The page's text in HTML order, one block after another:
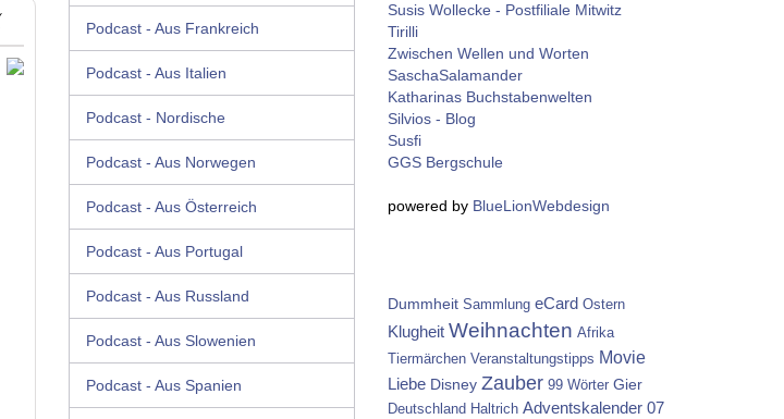
Podcast - Aus Frankreich
Podcast - Aus Italien
Podcast - Nordische
Podcast - Aus Norwegen
Podcast - Aus Österreich
Podcast - Aus Portugal
Podcast - Aus Russland
Podcast - Aus Slowenien
Podcast - Aus Spanien
Susis Wollecke - Postfiliale Mitwitz
Tirilli
Zwischen Wellen und Worten
SaschaSalamander
Katharinas Buchstabenwelten
Silvios - Blog
Susfi
GGS Bergschule
powered by BlueLionWebdesign
Dummheit Sammlung eCard Ostern
Klugheit Weihnachten Afrika
Tiermärchen Veranstaltungstipps Movie
Liebe Disney Zauber 99 Wörter Gier
Deutschland Haltrich Adventskalender 07